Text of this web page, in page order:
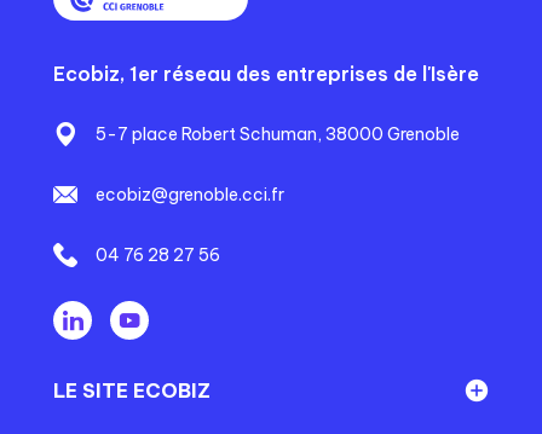
Ecobiz, 1er réseau des entreprises de l'Isère
5-7 place Robert Schuman, 38000 Grenoble
ecobiz@grenoble.cci.fr
04 76 28 27 56
LE SITE ECOBIZ